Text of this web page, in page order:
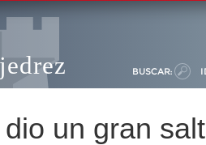
BUSCAR:
un gran